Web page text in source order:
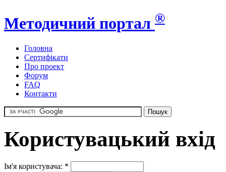
Методичний портал ®
Головна
Сертифікати
Про проект
Форум
FAQ
Контакти
Користувацький вхід
Ім'я користувача: *